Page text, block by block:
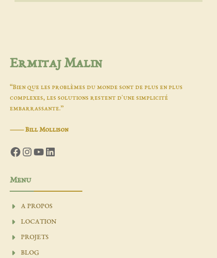
Ermitaj Malin
“Bien que les problèmes du monde sont de plus en plus
complexes, les solutions restent d'une simplicité
embarrassante.”
―Bill Mollison
Facebook
Instagram
YouTube
LinkedIn
Menu
A PROPOS
LOCATION
PROJETS
BLOG